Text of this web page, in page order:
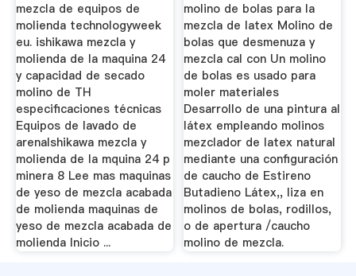
mezcla de equipos de
molienda technologyweek
eu. ishikawa mezcla y
molienda de la maquina 24
y capacidad de secado
molino de TH
especificaciones técnicas
Equipos de lavado de
arenaIshikawa mezcla y
molienda de la mquina 24 p
minera 8 Lee mas maquinas
de yeso de mezcla acabada
de molienda maquinas de
yeso de mezcla acabada de
molienda Inicio ...
molino de bolas para la
mezcla de latex Molino de
bolas que desmenuza y
mezcla cal con Un molino
de bolas es usado para
moler materiales
Desarrollo de una pintura al
látex empleando molinos
mezclador de latex natural
mediante una configuración
de caucho de Estireno
Butadieno Látex,, liza en
molinos de bolas, rodillos,
o de apertura /caucho
molino de mezcla.